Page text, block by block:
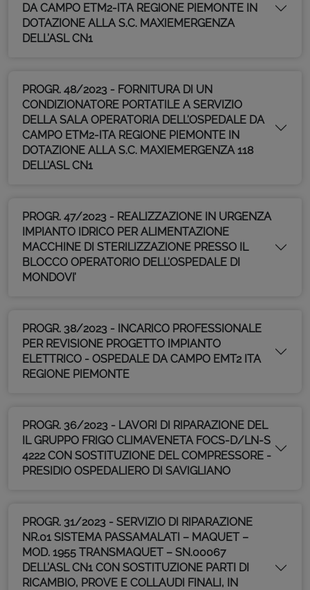
DA CAMPO ETM2-ITA REGIONE PIEMONTE IN
DOTAZIONE ALLA S.C. MAXIEMERGENZA
DELL’ASL CN1
PROGR. 48/2023 - FORNITURA DI UN
CONDIZIONATORE PORTATILE A SERVIZIO
DELLA SALA OPERATORIA DELL’OSPEDALE DA
CAMPO ETM2-ITA REGIONE PIEMONTE IN
DOTAZIONE ALLA S.C. MAXIEMERGENZA 118
DELL’ASL CN1
PROGR. 47/2023 - REALIZZAZIONE IN URGENZA
IMPIANTO IDRICO PER ALIMENTAZIONE
MACCHINE DI STERILIZZAZIONE PRESSO IL
BLOCCO OPERATORIO DELL’OSPEDALE DI
MONDOVI’
PROGR. 38/2023 - INCARICO PROFESSIONALE
PER REVISIONE PROGETTO IMPIANTO
ELETTRICO - OSPEDALE DA CAMPO EMT2 ITA
REGIONE PIEMONTE
PROGR. 36/2023 - LAVORI DI RIPARAZIONE DEL
IL GRUPPO FRIGO CLIMAVENETA FOCS-D/LN-S
4222 CON SOSTITUZIONE DEL COMPRESSORE -
PRESIDIO OSPEDALIERO DI SAVIGLIANO
PROGR. 31/2023 - SERVIZIO DI RIPARAZIONE
NR.01 SISTEMA PASSAMALATI – MAQUET –
MOD. 1955 TRANSMAQUET – SN.00067
DELL’ASL CN1 CON SOSTITUZIONE PARTI DI
RICAMBIO, PROVE E COLLAUDI FINALI, IN